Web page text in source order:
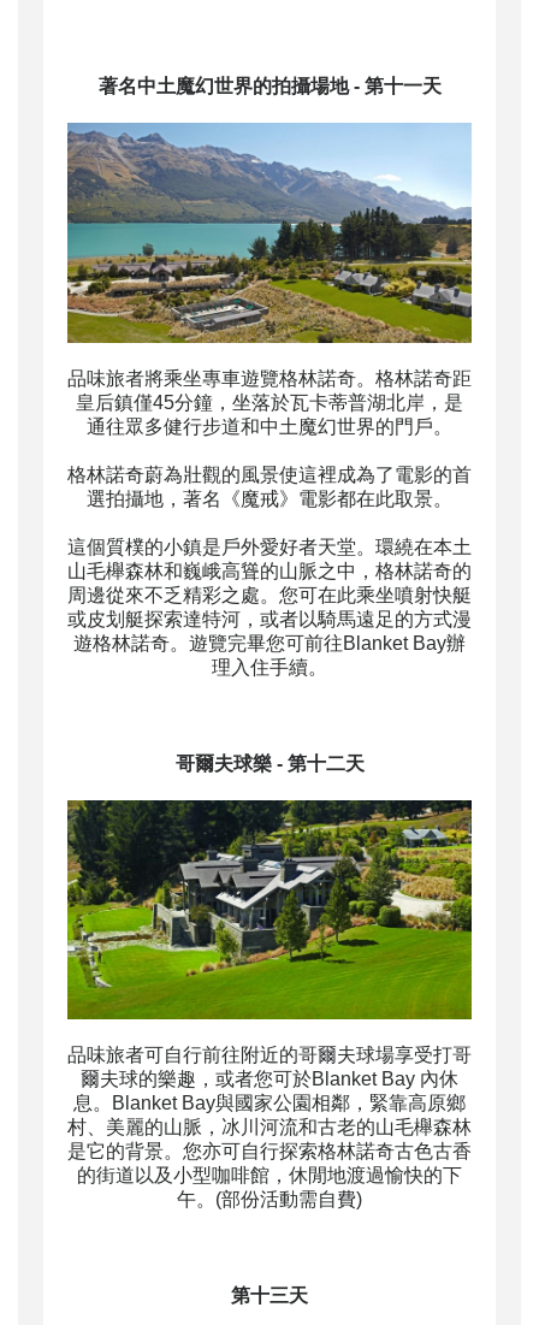
著名中土魔幻世界的拍攝場地- 第十一天
品味旅者將乘坐專車遊覽格林諾奇。格林諾奇距
皇后鎮僅45分鐘，坐落於瓦卡蒂普湖北岸，是
通往眾多健行步道和中土魔幻世界的門戶。
格林諾奇蔚為壯觀的風景使這裡成為了電影的首
選拍攝地， 著名《魔戒》 電影都在此取景。
這個質樸的小鎮是戶外愛好者天堂。環繞在本土
山毛櫸森林和巍峨高聳的山脈之中，格林諾奇的
周邊從來不乏精彩之處。您可在此乘坐噴射快艇
或皮划艇探索達特河，或者以騎馬遠足的方式漫
遊格林諾奇。遊覽完畢您可前往Blanket Bay辦
理入住手續。
哥爾夫球樂 - 第十二天
品味旅者可自行前往附近的哥爾夫球場享受打哥
爾夫球的樂趣，或者您可於Blanket Bay 內休
息。Blanket Bay與國家公園相鄰，緊靠高原鄉
村、美麗的山脈，冰川河流和古老的山毛櫸森林
是它的背景。您亦可自行探索格林諾奇古色古香
的街道以及小型咖啡館，休閒地渡過愉快的下
午。 (部份活動需自費)
第十三天